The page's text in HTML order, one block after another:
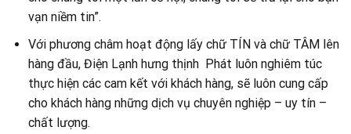
vạn niềm tin”.
Với phương châm hoạt động lấy chữ TÍN và chữ TÂM lên
hàng đầu, Điện Lạnh hưng thịnh Phát luôn nghiêm túc
thực hiện các cam kết với khách hàng, sẽ luôn cung cấp
cho khách hàng những dịch vụ chuyên nghiệp – uy tín –
chất lượng.